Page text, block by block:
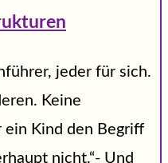
jeder für sich.
Keine
ein Kind den Begriff
nicht.“- Und